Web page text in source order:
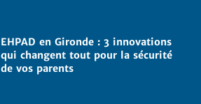
EHPAD en Gironde : 3 innovations
qui changent tout pour la sécurité
de vos parents